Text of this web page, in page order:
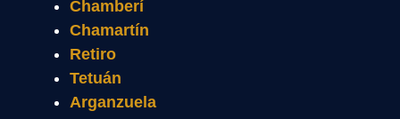
Chamberí
Chamartín
Retiro
Tetuán
Arganzuela